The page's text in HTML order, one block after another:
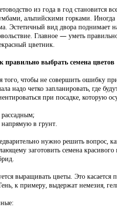
из года в год становится
альпийскими горками. Иногда
Эстетичный вид двора поднимает
Главное — уметь
цветник.
правильно выбрать семена цветов
того, чтобы не совершить ошибку
надо четко запланировать, где
при посадке, которую
рассадным;
напрямую в грунт.
нужно решить вопрос,
заготовить семена
выращивать цветы. Это
к примеру, выдержат немезия,